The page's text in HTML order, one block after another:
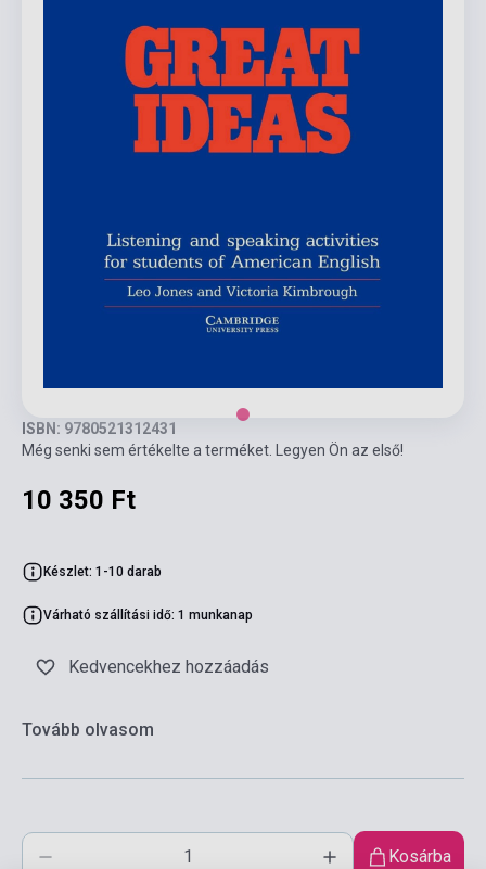
ISBN: 9780521312431
Még senki sem értékelte a terméket. Legyen Ön az első!
10 350 Ft
Készlet: 1-10 darab
Várható szállítási idő: 1 munkanap
Kedvencekhez hozzáadás
Tovább olvasom
Kosárba